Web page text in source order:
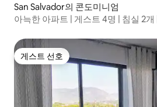
San Salvador의 콘도미니엄
아늑한 아파트 | 게스트 4명 | 침실 2개
게스트 선호
게스트 선호